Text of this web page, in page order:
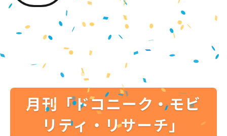
月刊「ドコニーク・モビ
リティ・リサーチ」